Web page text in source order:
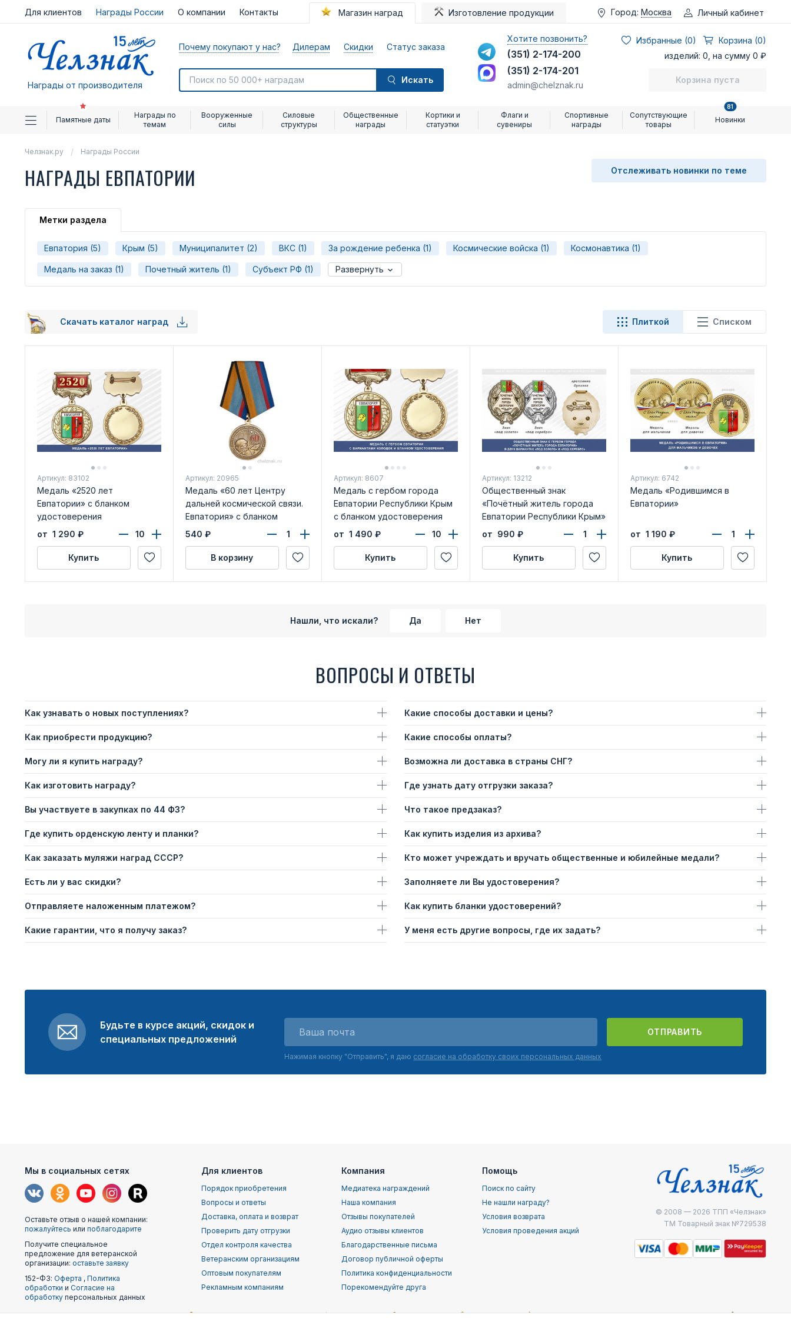
Для клиентов Награды России О компании Контакты Магазин наград Изготовление продукции Город: Москва Личный кабинет
Награды от производителя
Почему покупают у нас? Дилерам Скидки Статус заказа
Искать
Хотите позвонить?
(351) 2-174-200
(351) 2-174-201
admin@chelznak.ru
Избранные (0)
Корзина (0)
изделий: 0, на сумму 0 ₽
Корзина пуста
Памятные даты
Награды по
темам
Вооруженные
силы
Силовые
структуры
Общественные
награды
Кортики и
статуэтки
Флаги и
сувениры
Спортивные
награды
Сопутствующие
товары
Новинки
81
Челзнак.ру Награды России
НАГРАДЫ ЕВПАТОРИИ Отслеживать новинки по теме
Метки раздела
Евпатория (5) Крым (5) Муниципалитет (2) ВКС (1) За рождение ребенка (1) Космические войска (1) Космонавтика (1)
Медаль на заказ (1) Почетный житель (1) Субъект РФ (1) Развернуть
Скачать каталог наград Плиткой Списком
Артикул: 83102
Медаль «2520 лет
Евпатории» с бланком
удостоверения
от 1 290 ₽
Купить
Артикул: 20965
Медаль «60 лет Центру
дальней космической связи.
Евпатория» с бланком
удостоверения
540 ₽
В корзину
Артикул: 8607
Медаль с гербом города
Евпатории Республики Крым
с бланком удостоверения
от 1 490 ₽
Купить
Артикул: 13212
Общественный знак
«Почётный житель города
Евпатории Республики Крым»
от 990 ₽
Купить
Артикул: 6742
Медаль «Родившимся в
Евпатории»
от 1 190 ₽
Купить
Нашли, что искали? Да Нет
ВОПРОСЫ И ОТВЕТЫ
Как узнавать о новых поступлениях?
Как приобрести продукцию?
Могу ли я купить награду?
Как изготовить награду?
Вы участвуете в закупках по 44 ФЗ?
Где купить орденскую ленту и планки?
Как заказать муляжи наград СССР?
Есть ли у вас скидки?
Отправляете наложенным платежом?
Какие гарантии, что я получу заказ?
Какие способы доставки и цены?
Какие способы оплаты?
Возможна ли доставка в страны СНГ?
Где узнать дату отгрузки заказа?
Что такое предзаказ?
Как купить изделия из архива?
Кто может учреждать и вручать общественные и юбилейные медали?
Заполняете ли Вы удостоверения?
Как купить бланки удостоверений?
У меня есть другие вопросы, где их задать?
Будьте в курсе акций, скидок и
специальных предложений
ОТПРАВИТЬ
Нажимая кнопку "Отправить", я даю согласие на обработку своих персональных данных
Мы в социальных сетях
Оставьте отзыв о нашей компании:
пожалуйтесь или поблагодарите
Получите специальное
предложение для ветеранской
организации: оставьте заявку
152-ФЗ: Оферта , Политика
обработки и Согласие на
обработку персональных данных
Для клиентов
Порядок приобретения
Вопросы и ответы
Доставка, оплата и возврат
Проверить дату отгрузки
Отдел контроля качества
Ветеранским организациям
Оптовым покупателям
Рекламным компаниям
Компания
Медиатека награждений
Наша компания
Отзывы покупателей
Аудио отзывы клиентов
Благодарственные письма
Договор публичной оферты
Политика конфиденциальности
Порекомендуйте друга
Помощь
Поиск по сайту
Не нашли награду?
Условия возврата
Условия проведения акций
© 2008 — 2026 ТПП «Челзнак»
ТМ Товарный знак №729538